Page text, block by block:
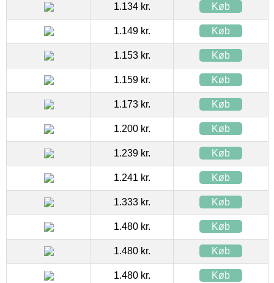
1.134 kr. Køb
1.149 kr. Køb
1.153 kr. Køb
1.159 kr. Køb
1.173 kr. Køb
1.200 kr. Køb
1.239 kr. Køb
1.241 kr. Køb
1.333 kr. Køb
1.480 kr. Køb
1.480 kr. Køb
1.480 kr. Køb